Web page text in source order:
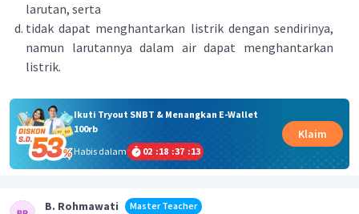
larutan, serta
tidak dapat menghantarkan listrik dengan sendirinya,
namun larutannya dalam air dapat menghantarkan
listrik.
Ikuti Tryout SNBT & Menangkan E-Wallet
100rb
Habis dalam
02 :18 :37 :13
Klaim
B. Rohmawati
Master Teacher